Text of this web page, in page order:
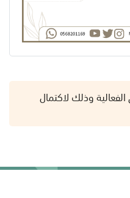
وذلك لاكتمال